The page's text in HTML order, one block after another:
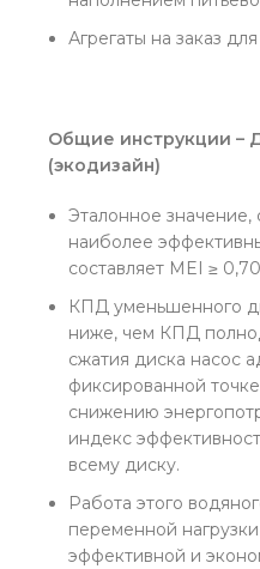
Агрегаты на заказ
Общие инструкции –
(экодизайн)
Эталонное значение,
наиболее
составляет MEI ≥
КПД уменьшенного
ниже, чем КПД
сжатия диска насос
фиксированной
снижению
индекс
всему диску.
Работа этого
переменной
эффективной и